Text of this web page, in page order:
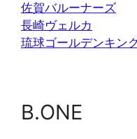
佐賀バルーナーズ
長崎ヴェルカ
琉球ゴールデンキン
B.ONE